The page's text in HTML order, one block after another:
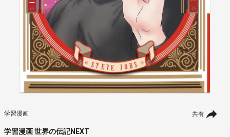
共有
学習漫画
学習漫画 世界の伝記NEXT